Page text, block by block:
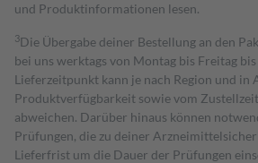
und Produktinformationen lesen.
3Die Übergabe deiner Bestellung an den
bei uns werktags von Montag bis Freitag
Lieferzeitpunkt kann je nach Region und in
Produktverfügbarkeit sowie vom
abweichen. Darüber hinaus können
Prüfungen, die zu deiner
Lieferfrist um die Dauer der Prüfungen